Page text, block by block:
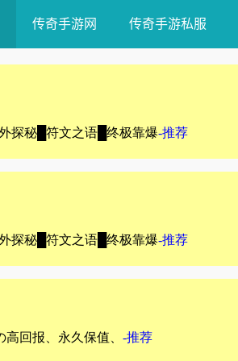
传奇手游网 传奇手游私服